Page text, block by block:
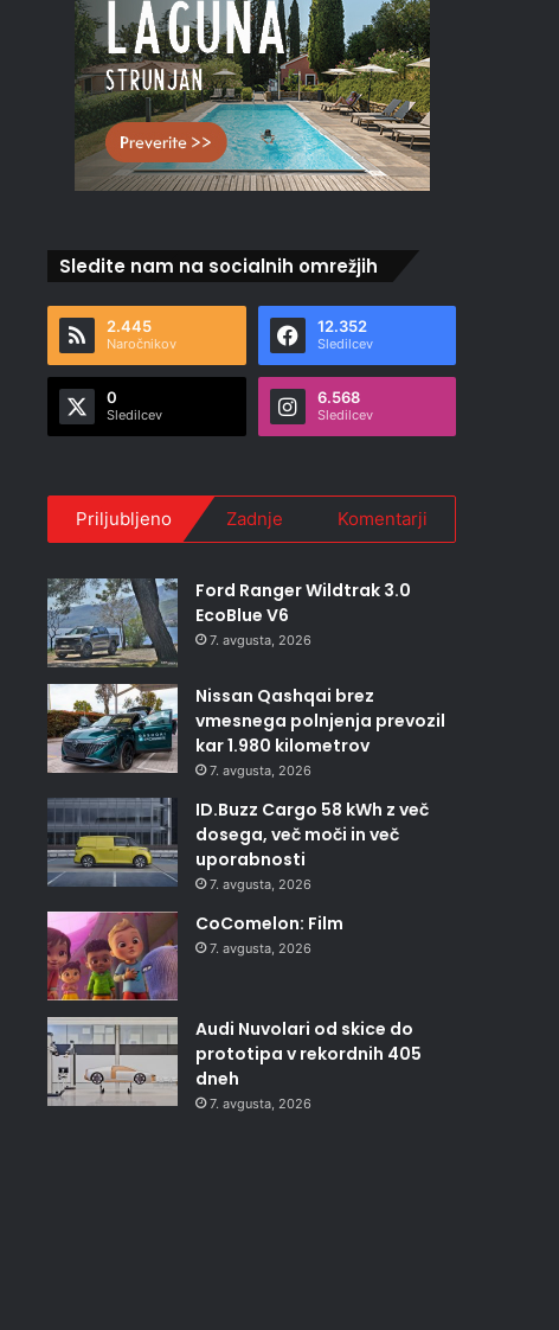
Sledite nam na socialnih omrežjih
2.445
Naročnikov
12.352
Sledilcev
0
Sledilcev
6.568
Sledilcev
Priljubljeno Zadnje Komentarji
Ford Ranger Wildtrak 3.0
EcoBlue V6
7. avgusta, 2026
Nissan Qashqai brez
vmesnega polnjenja prevozil
kar 1.980 kilometrov
7. avgusta, 2026
ID.Buzz Cargo 58 kWh z več
dosega, več moči in več
uporabnosti
7. avgusta, 2026
CoComelon: Film
7. avgusta, 2026
Audi Nuvolari od skice do
prototipa v rekordnih 405
dneh
7. avgusta, 2026